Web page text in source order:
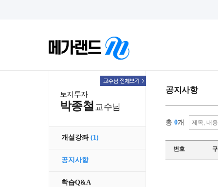
토지투자
박종철 교수님
개설강좌 (1)
공지사항
학습Q&A
공지사항
총 0개
번호